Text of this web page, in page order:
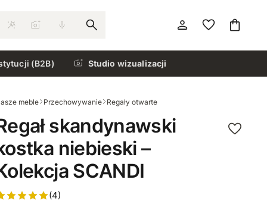
(B2B) Studio wizualizacji
meble Przechowywanie Regały otwarte
skandynawski
niebieski –
SCANDI
(4)